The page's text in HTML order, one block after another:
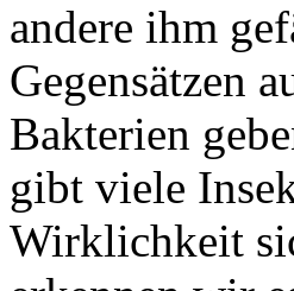
andere ihm
Gegensätzen
Bakterien
gibt viele
Wirklichkeit